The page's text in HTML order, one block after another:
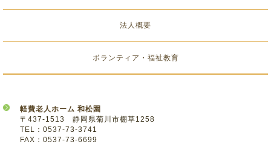
法人概要
ボランティア・福祉教育
軽費老人ホーム 和松園
〒437-1513 静岡県菊川市棚草1258
TEL：0537-73-3741
FAX：0537-73-6699